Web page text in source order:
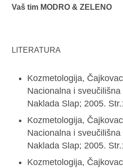
Vaš tim MODRO & ZELENO
LITERATURA
Kozmetologija,
Nacionalna i
Naklada Slap; 2005.
Kozmetologija,
Nacionalna i
Naklada Slap; 2005.
Kozmetologija,